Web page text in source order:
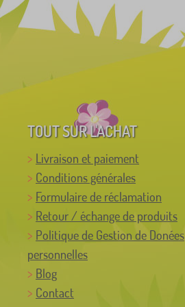
TOUT SUR L'ACHAT
Livraison et paiement
Conditions générales
Formulaire de réclamation
Retour / échange de produits
Politique de Gestion de Donées
personnelles
Blog
Contact